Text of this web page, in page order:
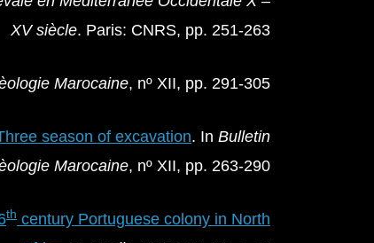
XV siècle. Paris: CNRS, pp. 251-263
Marocaine, nº XII, pp. 291-305
season of excavation. In Bulletin
Marocaine, nº XII, pp. 263-290
th century Portuguese colony in North